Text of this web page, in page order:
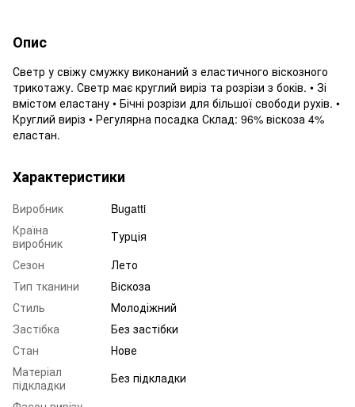
Опис
Светр у свіжу смужку виконаний з еластичного віскозного
трикотажу. Светр має круглий виріз та розрізи з боків. • Зі
вмістом еластану • Бічні розрізи для більшої свободи рухів. •
Круглий виріз • Регулярна посадка Склад: 96% віскоза 4%
еластан.
Характеристики
Виробник
Bugatti
Країна
виробник
Турція
Сезон
Лето
Тип тканини
Віскоза
Стиль
Молодіжний
Застібка
Без застібки
Стан
Нове
Матеріал
підкладки
Без підкладки